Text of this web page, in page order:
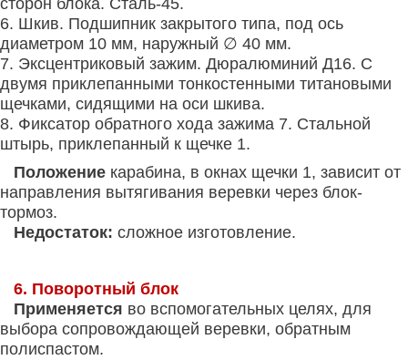
6. Шкив. Подшипник закрытого типа, под ось
диаметром 10 мм, наружный ∅ 40 мм.
7. Эксцентриковый зажим. Дюралюминий Д16. С
двумя приклепанными тонкостенными титановыми
щечками, сидящими на оси шкива.
8. Фиксатор обратного хода зажима 7. Стальной
штырь, приклепанный к щечке 1.
Положение карабина, в окнах щечки 1, зависит от
направления вытягивания веревки через блок-
тормоз.
Недостаток: сложное изготовление.
6. Поворотный блок
Применяется во вспомогательных целях, для
выбора сопровождающей веревки, обратным
полиспастом.